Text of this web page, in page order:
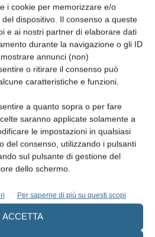
i cookie per memorizzare e/o
dispositivo. Il consenso a queste
e ai nostri partner di elaborare dati
durante la navigazione o gli ID
annunci (non)
o ritirare il consenso può
caratteristiche e funzioni.
a quanto sopra o per fare
saranno applicate solamente a
le impostazioni in qualsiasi
del consenso, utilizzando i pulsanti
sul pulsante di gestione del
dello schermo.
Per saperne di più su questi scopi
ACCETTA
la normativa, i costi, gli
delle strategie operative.
i comportamenti dei concorrenti e
deboli.
il livello dei prezzi che può in
interessare il piano
per capire al meglio la situazione
perché solo conoscendo bene
gli obiettivi giusti.